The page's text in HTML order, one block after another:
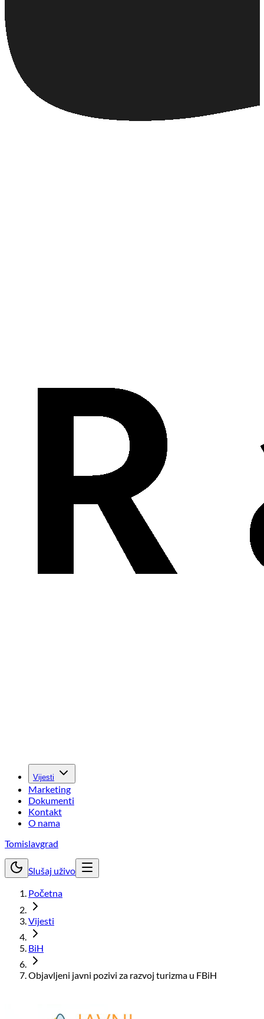
Vijesti
Marketing
Dokumenti
Kontakt
O nama
Tomislavgrad
Slušaj uživo
Početna
Vijesti
BiH
Objavljeni javni pozivi za razvoj turizma u FBiH